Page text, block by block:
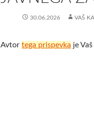
30.06.2026 VAŠ
Avtortega prispevka je